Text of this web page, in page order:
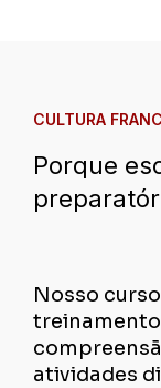
CULTURA
Porque
Nosso
atividades